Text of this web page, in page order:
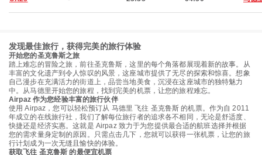
发现最佳旅行，获得完美的旅行体验
开始您的圣克鲁斯之旅
踏上难忘的冒险之旅，前往圣克鲁斯，这里的每个角落都展现着新的故事。从
丰富的文化遗产到令人惊叹的风景，这座城市提供了无尽的探索和惊喜。想象
自己漫步在充满活力的街道上，品尝当地美食，沉浸在这座城市的独特魅力
中。从马德里开始您的旅程，找到完美的机票，让您的旅程难忘。
Airpaz 作为您经验丰富的旅行伙伴
使用 Airpaz，您可以轻松预订从 马德里 飞往 圣克鲁斯 的机票。作为自 2011
年成立的在线旅行社，我们了解每位旅行者的追求各不相同，无论是舒适度、
快捷还是经济实惠。这就是 Airpaz 致力于为您提供最合适的航班选择并根据
您的需求量身定制的原因。只需点击几下，您就可以获得一张机票，让您的旅
行计划成为一次无缝且愉快的体验。
获取飞往 圣克鲁斯 的最便宜机票